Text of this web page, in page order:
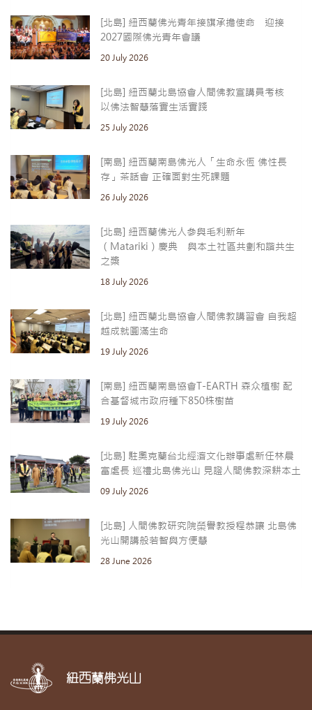
[北島] 紐西蘭佛光青年接旗承擔使命 迎接
2027國際佛光青年會議
20 July 2026
[北島] 紐西蘭北島協會人間佛教宣講員考核
以佛法智慧落實生活實踐
25 July 2026
[南島] 紐西蘭南島佛光人「生命永恆 佛性長
存」茶話會 正確面對生死課題
26 July 2026
[北島] 紐西蘭佛光人參與毛利新年
（Matariki）慶典 與本土社區共劃和諧共生
之槳
18 July 2026
[北島] 紐西蘭北島協會人間佛教講習會 自我超
越成就圓滿生命
19 July 2026
[南島] 紐西蘭南島協會T-EARTH 森众植樹 配
合基督城市政府種下850株樹苗
19 July 2026
[北島] 駐奧克蘭台北經濟文化辦事處新任林晨
富處長 巡禮北島佛光山 見證人間佛教深耕本土
09 July 2026
[北島] 人間佛教研究院榮譽教授程恭讓 北島佛
光山開講般若智與方便慧
28 June 2026
紐西蘭佛光山